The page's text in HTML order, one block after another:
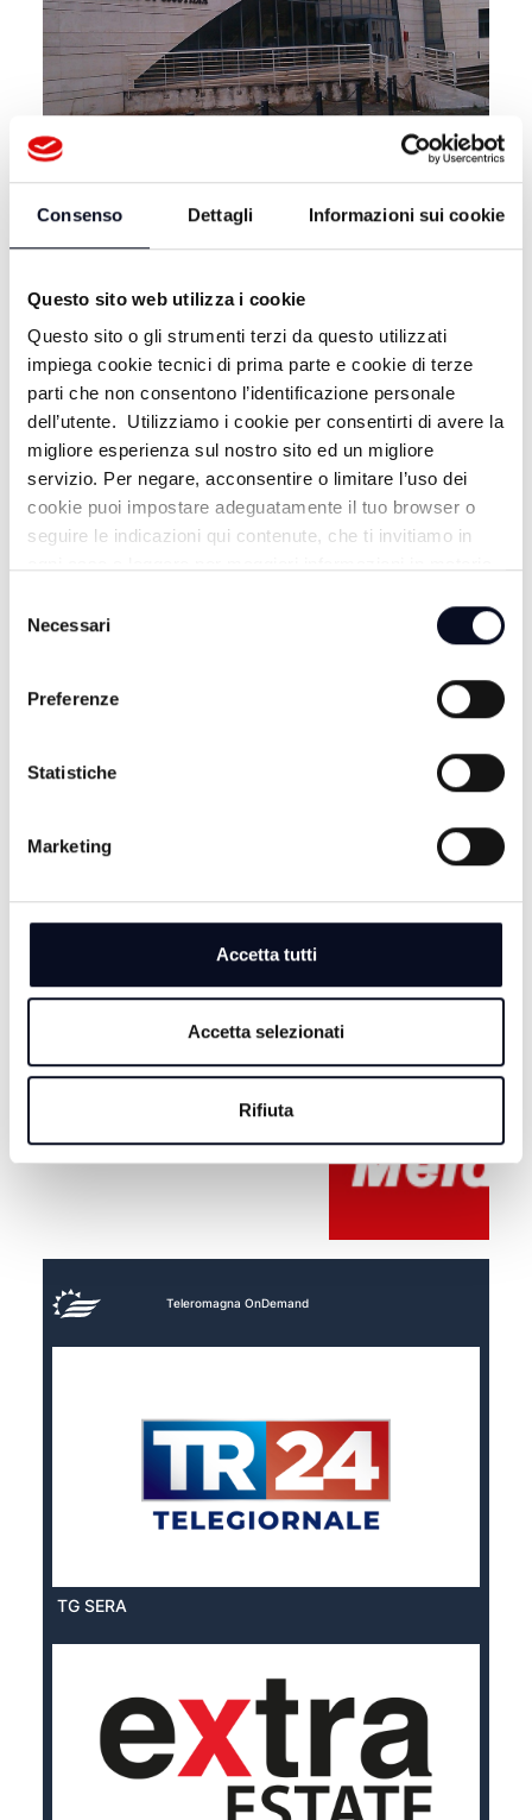
Consenso Dettagli Informazioni sui cookie
Questo sito web utilizza i cookie
Questo sito o gli strumenti terzi da questo utilizzati
impiega cookie tecnici di prima parte e cookie di terze
parti che non consentono l’identificazione personale
dell’utente. Utilizziamo i cookie per consentirti di avere la
migliore esperienza sul nostro sito ed un migliore
servizio. Per negare, acconsentire o limitare l’uso dei
cookie puoi impostare adeguatamente il tuo browser o
seguire le indicazioni qui contenute, che ti invitiamo in
delNecessari
Preferenze
Statistiche
Marketing
Accetta tutti
Accetta selezionati
Rifiuta
ATTUALITÀ
RIMINI: Il Tribunale dichiara fallita la
motociclista | VIDEO
Teleromagna OnDemand
TG SERA